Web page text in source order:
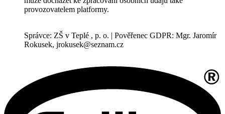
provozovatelem platformy.
Správce: ZŠ v Teplé , p. o. | Pověřenec GDPR: Mgr. Jaromír
Rokusek, jrokusek@seznam.cz